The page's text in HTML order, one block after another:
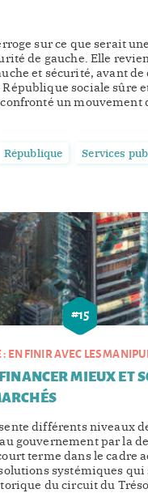
sur ce que serait
de gauche. Elle
et sécurité, avant
sociale sûre
un mouvement
République Services
#15
EN FINIR AVEC LES
MIEUX ET
différents niveaux
gouvernement par la
terme dans le cadre
systémiques
du circuit du